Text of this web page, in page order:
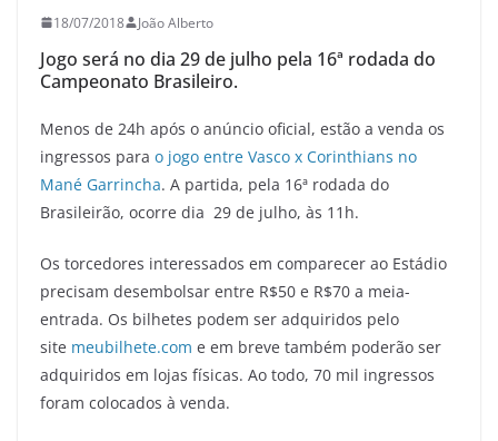
18/07/2018 João Alberto
Jogo será no dia 29 de julho pela 16ª rodada do
Campeonato Brasileiro.
Menos de 24h após o anúncio oficial, estão a venda os
ingressos para o jogo entre Vasco x Corinthians no
Mané Garrincha. A partida, pela 16ª rodada do
Brasileirão, ocorre dia 29 de julho, às 11h.
Os torcedores interessados em comparecer ao Estádio
precisam desembolsar entre R$50 e R$70 a meia-
entrada. Os bilhetes podem ser adquiridos pelo
site meubilhete.com e em breve também poderão ser
adquiridos em lojas físicas. Ao todo, 70 mil ingressos
foram colocados à venda.